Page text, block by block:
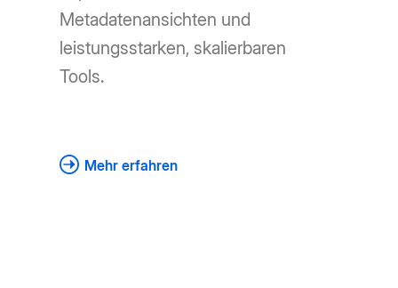
Metadatenansichten und
leistungsstarken, skalierbaren
Tools.
Mehr erfahren